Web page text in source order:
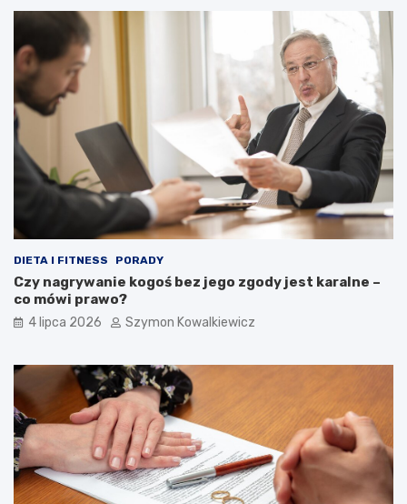
DIETA I FITNESS PORADY
Czy nagrywanie kogoś bez jego zgody jest karalne –
co mówi prawo?
4 lipca 2026 Szymon Kowalkiewicz